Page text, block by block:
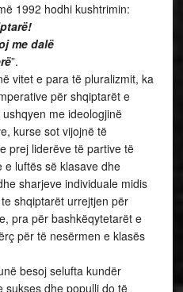
1992 hodhi kushtrimin:
me dalë
”.
e para të pluralizmit, ka
për shqiptarët e
me ideologjinë
kurse sot vijojnë të
prej liderëve të partive të
e luftës së klasave dhe
sharjeve individuale midis
shqiptarët urrejtjen për
pra për bashkëqytetarët e
për të nesërmen e klasës
besoj selufta kundër
sukses dhe populli do të